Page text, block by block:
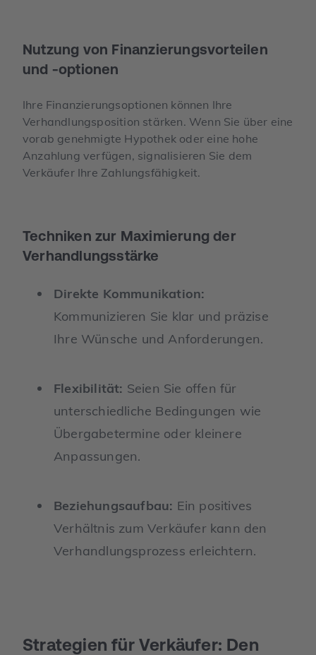
Nutzung von Finanzierungs­­vorteilen
und -optionen
Ihre Finanzierungsoptionen können Ihre
Verhandlungsposition stärken. Wenn Sie über eine
vorab genehmigte Hypothek oder eine hohe
Anzahlung verfügen, signalisieren Sie dem
Verkäufer Ihre Zahlungsfähigkeit.
Techniken zur Maximierung der
Verhandlungsstärke
Direkte Kommunikation:
Kommunizieren Sie klar und präzise
Ihre Wünsche und Anforderungen.
Flexibilität: Seien Sie offen für
unterschiedliche Bedingungen wie
Übergabetermine oder kleinere
Anpassungen.
Beziehungsaufbau: Ein positives
Verhältnis zum Verkäufer kann den
Verhandlungsprozess erleichtern.
Strategien für Verkäufer: Den